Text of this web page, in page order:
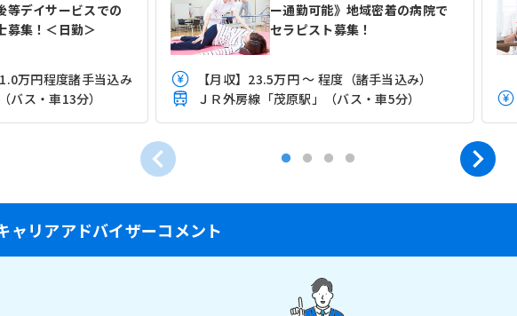
デイサービスでの
募集！＜日勤＞
万円程度諸手当込み
バス・車13分）
ー通勤可能》地域密着の病院で
セラピスト募集！
【月収】23.5万円 ～ 程度（諸手当込み）
ＪＲ外房線「茂原駅」（バス・車5分）
ャリアアドバイザーコメント